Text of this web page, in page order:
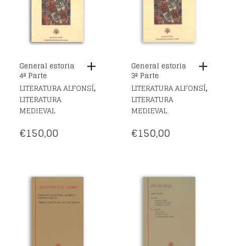
General estoria
4ª Parte
LITERATURA ALFONSÍ,
LITERATURA
MEDIEVAL
€150,00
General estoria
3ª Parte
LITERATURA ALFONSÍ,
LITERATURA
MEDIEVAL
€150,00